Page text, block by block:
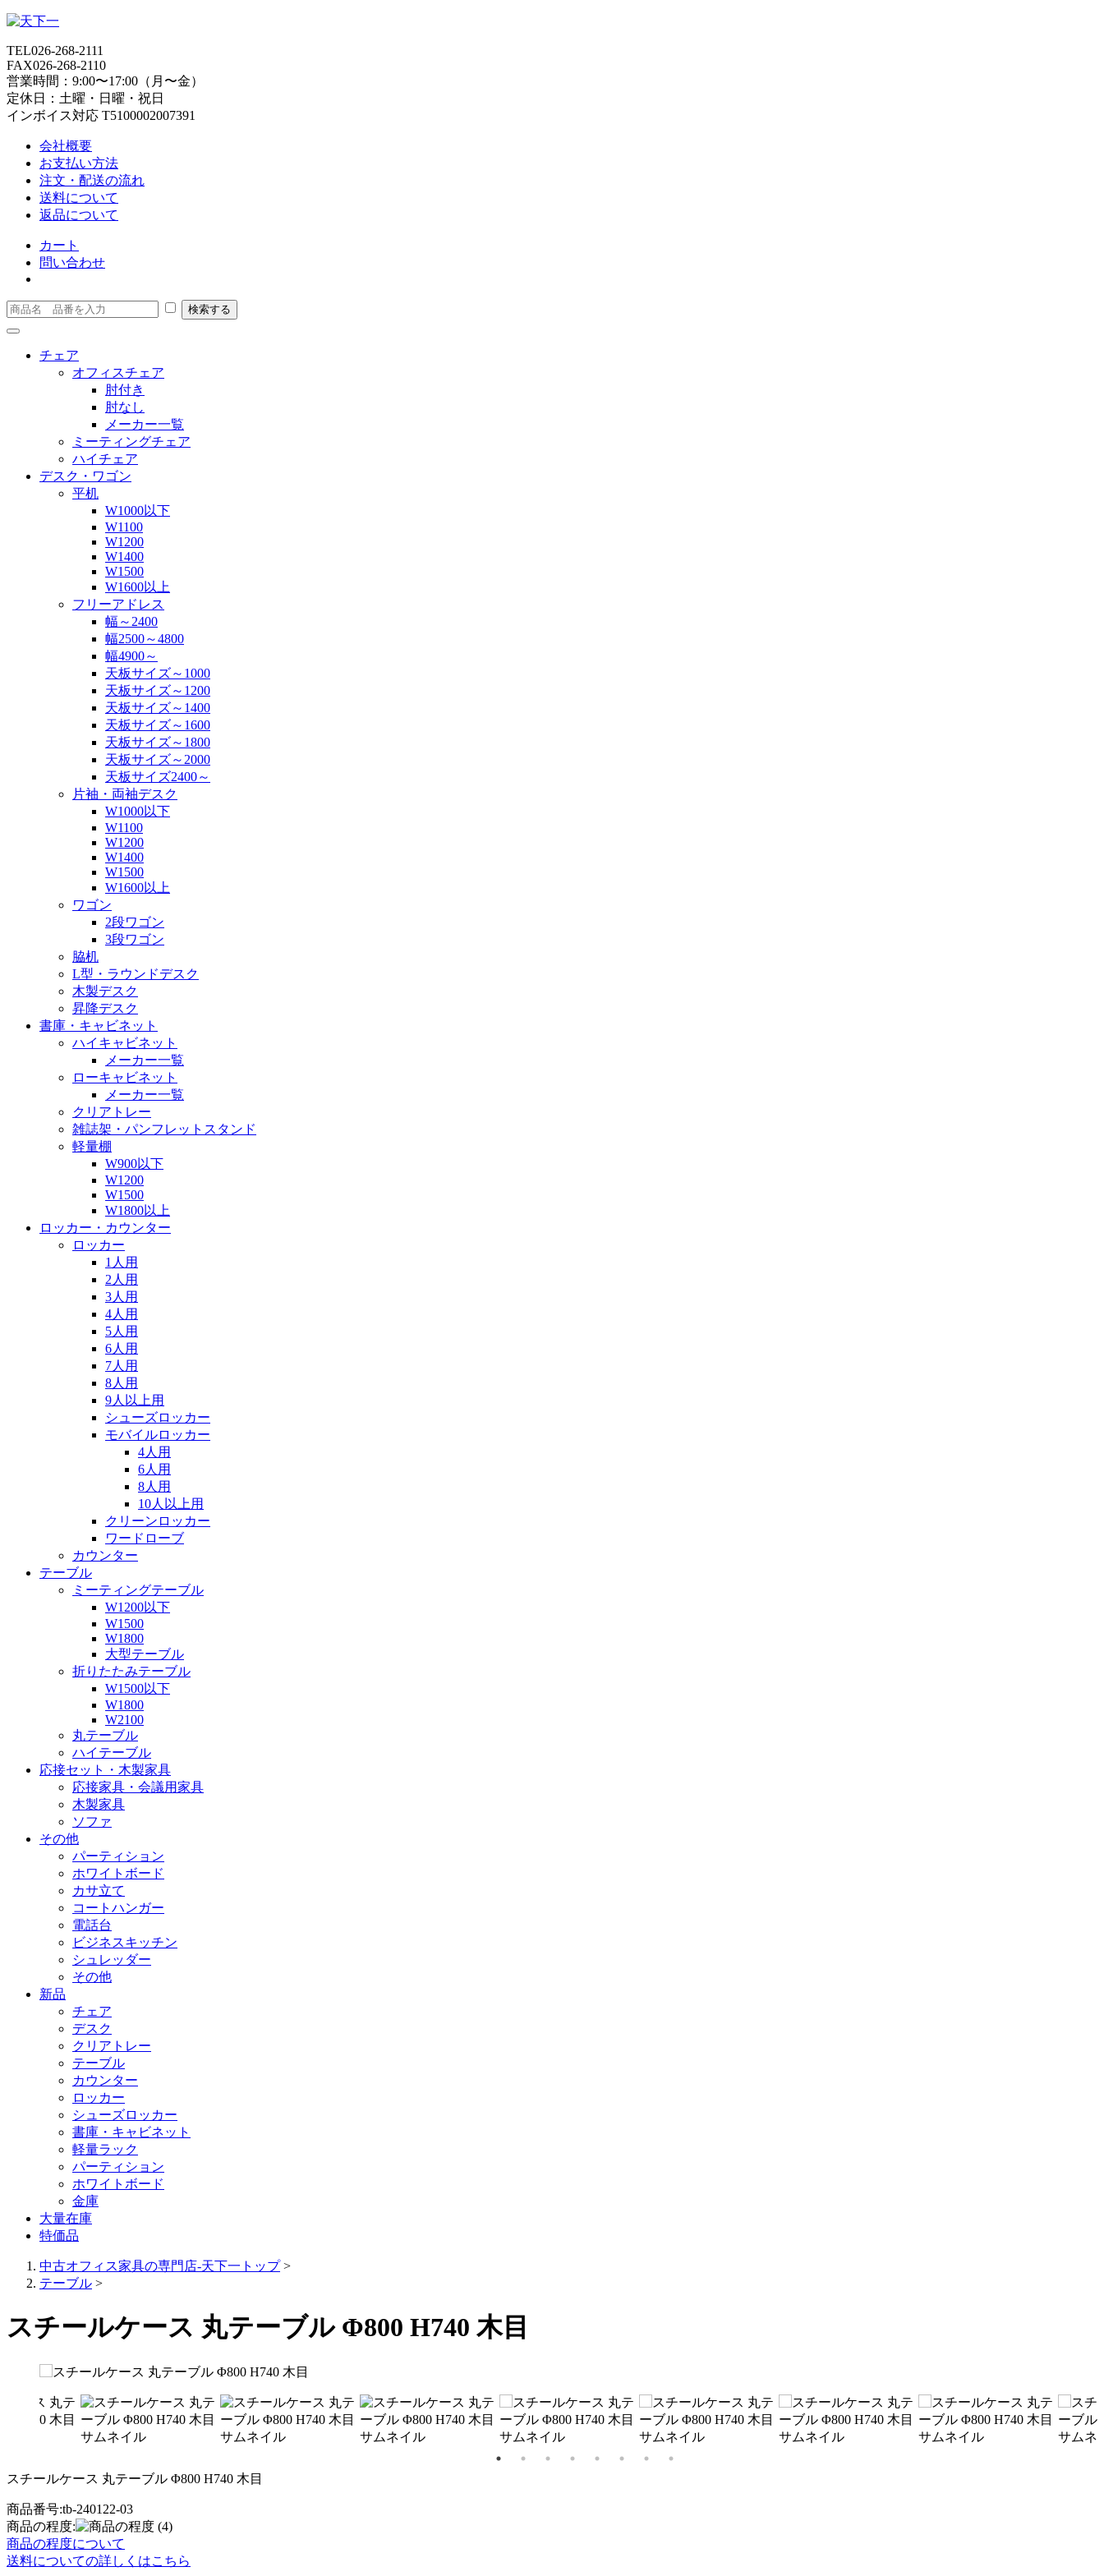
TEL026-268-2111
FAX026-268-2110
営業時間：9:00〜17:00（月〜金）
定休日：土曜・日曜・祝日
インボイス対応 T5100002007391
会社概要
お支払い方法
注文・配送の流れ
送料について
返品について
カート
問い合わせ
チェア
オフィスチェア
肘付き
肘なし
メーカー一覧
ミーティングチェア
ハイチェア
デスク・ワゴン
平机
W1000以下
W1100
W1200
W1400
W1500
W1600以上
フリーアドレス
幅～2400
幅2500～4800
幅4900～
天板サイズ～1000
天板サイズ～1200
天板サイズ～1400
天板サイズ～1600
天板サイズ～1800
天板サイズ～2000
天板サイズ2400～
片袖・両袖デスク
W1000以下
W1100
W1200
W1400
W1500
W1600以上
ワゴン
2段ワゴン
3段ワゴン
脇机
L型・ラウンドデスク
木製デスク
昇降デスク
書庫・キャビネット
ハイキャビネット
メーカー一覧
ローキャビネット
メーカー一覧
クリアトレー
雑誌架・パンフレットスタンド
軽量棚
W900以下
W1200
W1500
W1800以上
ロッカー・カウンター
ロッカー
1人用
2人用
3人用
4人用
5人用
6人用
7人用
8人用
9人以上用
シューズロッカー
モバイルロッカー
4人用
6人用
8人用
10人以上用
クリーンロッカー
ワードローブ
カウンター
テーブル
ミーティングテーブル
W1200以下
W1500
W1800
大型テーブル
折りたたみテーブル
W1500以下
W1800
W2100
丸テーブル
ハイテーブル
応接セット・木製家具
応接家具・会議用家具
木製家具
ソファ
その他
パーティション
ホワイトボード
カサ立て
コートハンガー
電話台
ビジネスキッチン
シュレッダー
その他
新品
チェア
デスク
クリアトレー
テーブル
カウンター
ロッカー
シューズロッカー
書庫・キャビネット
軽量ラック
パーティション
ホワイトボード
金庫
大量在庫
特価品
中古オフィス家具の専門店-天下一トップ>
テーブル >
スチールケース 丸テーブル Φ800 H740 木目
スチールケース 丸テーブル Φ800 H740 木目
商品番号:tb-240122-03
商品の程度:
(4)
商品の程度について
送料についての詳しくはこちら